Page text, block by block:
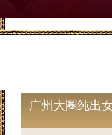
广州大圈纯出